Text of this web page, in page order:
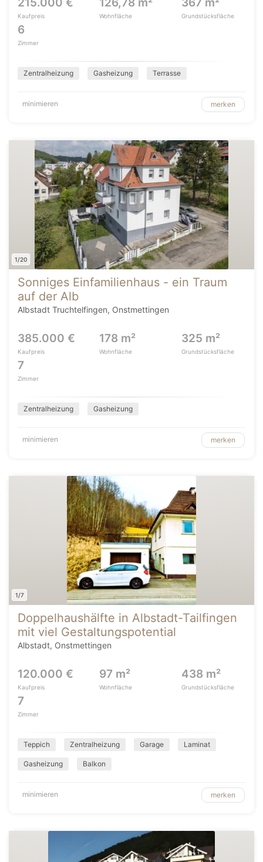
Kaufpreis Wohnfläche Grundstücksfläche
6
Zimmer
Zentralheizung Gasheizung Terrasse
minimieren merken
1/20
Sonniges Einfamilienhaus - ein Traum
auf der Alb
Albstadt Truchtelfingen, Onstmettingen
385.000 €
Kaufpreis
178 m²
Wohnfläche
325 m²
Grundstücksfläche
7
Zimmer
Zentralheizung Gasheizung
minimieren merken
1/7
Doppelhaushälfte in Albstadt-Tailfingen
mit viel Gestaltungspotential
Albstadt, Onstmettingen
120.000 €
Kaufpreis
97 m²
Wohnfläche
438 m²
Grundstücksfläche
7
Zimmer
Teppich Zentralheizung Garage Laminat
Gasheizung Balkon
minimieren merken